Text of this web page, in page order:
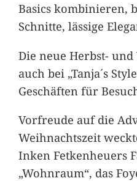
Basics kombinieren,
Schnitte, lässige
Die neue Herbst-
auch bei „Tanja´s
Geschäften für
Vorfreude auf die
Weihnachtszeit
Inken Fetkenheuers
„Wohnraum“, das